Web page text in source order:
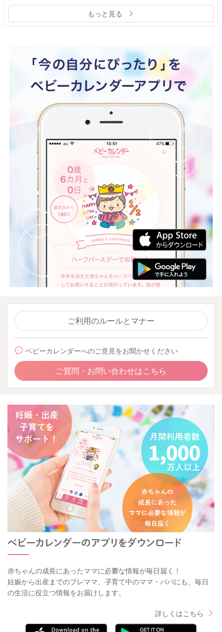
もっと見る
ご利用のルールとマナー
ベビーカレンダーへのご意見をお聞かせください
ご質問・お問い合わせはこちら
赤ちゃんの成長にあったママに必要な情報が毎日届く！
妊娠から出産までのプレママ、子育て中のママ・パパにも、毎日
の生活に役立つ情報をお届けします。
詳しくはこちら